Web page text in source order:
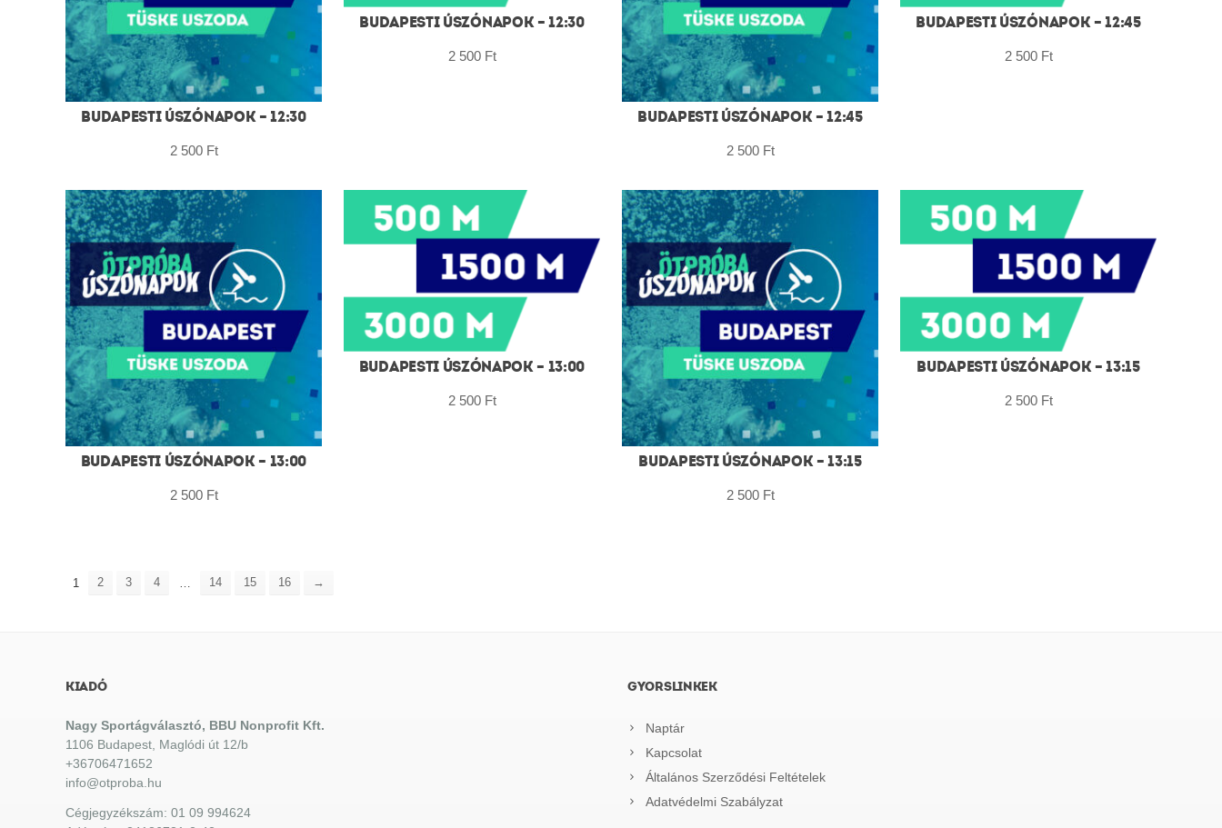
BUDAPESTI ÚSZÓNAPOK – 12:30
2 500 Ft
BUDAPESTI ÚSZÓNAPOK – 12:30
2 500 Ft
BUDAPESTI ÚSZÓNAPOK – 12:45
2 500 Ft
BUDAPESTI ÚSZÓNAPOK – 12:45
2 500 Ft
BUDAPESTI ÚSZÓNAPOK – 13:00
2 500 Ft
BUDAPESTI ÚSZÓNAPOK – 13:00
2 500 Ft
BUDAPESTI ÚSZÓNAPOK – 13:15
2 500 Ft
BUDAPESTI ÚSZÓNAPOK – 13:15
2 500 Ft
1 2 3 4 14 15 16 →
KIADÓ
Nagy Sportágválasztó, BBU Nonprofit Kft.
1106 Budapest, Maglódi út 12/b
+36706471652
info@otproba.hu
Cégjegyzékszám: 01 09 994624
GYORSLINKEK
Naptár
Kapcsolat
Általános Szerződési Feltételek
Adatvédelmi Szabályzat